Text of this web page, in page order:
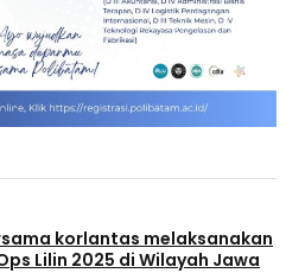
korlantas melaksanakan
Lilin 2025 di Wilayah Jawa